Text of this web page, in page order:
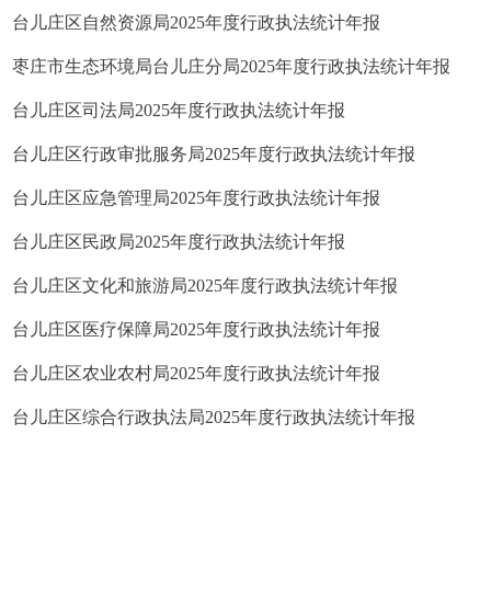
台儿庄区自然资源局2025年度行政执法统计年报
枣庄市生态环境局台儿庄分局2025年度行政执法统计年报
台儿庄区司法局2025年度行政执法统计年报
台儿庄区行政审批服务局2025年度行政执法统计年报
台儿庄区应急管理局2025年度行政执法统计年报
台儿庄区民政局2025年度行政执法统计年报
台儿庄区文化和旅游局2025年度行政执法统计年报
台儿庄区医疗保障局2025年度行政执法统计年报
台儿庄区农业农村局2025年度行政执法统计年报
台儿庄区综合行政执法局2025年度行政执法统计年报